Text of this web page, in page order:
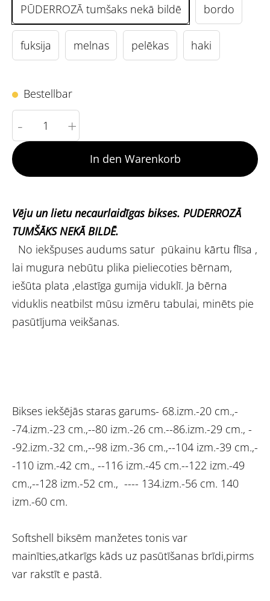
PŪDERROZĀ tumšaks nekā bildē
bordo
fuksija melnas pelēkas haki
Bestellbar
- +
In den Warenkorb
Vēju un lietu necaurlaidīgas bikses. PUDERROZĀ
TUMŠĀKS NEKĀ BILDĒ.
No iekšpuses audums satur pūkainu kārtu flīsa ,
lai mugura nebūtu plika pieliecoties bērnam,
iešūta plata ,elastīga gumija viduklī. Ja bērna
viduklis neatbilst mūsu izmēru tabulai, minēts pie
pasūtījuma veikšanas.
Bikses iekšējās staras garums- 68.izm.-20 cm.,-
-74.izm.-23 cm.,--80 izm.-26 cm.--86.izm.-29 cm., -
-92.izm.-32 cm.,--98 izm.-36 cm.,--104 izm.-39 cm.,-
-110 izm.-42 cm., --116 izm.-45 cm.--122 izm.-49
cm.,--128 izm.-52 cm., ---- 134.izm.-56 cm. 140
izm.-60 cm.
Softshell biksēm manžetes tonis var
mainīties,atkarīgs kāds uz pasūtīšanas brīdi,pirms
var rakstīt e pastā.